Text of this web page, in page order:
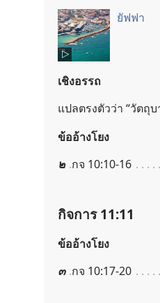
ยัฟฟา
เชิงอรรถ
แปล​ตรง​ตัว​ว่า “วัตถุ​
ข้ออ้างโยง
๒ กจ 10:10-16
กิจการ 11:11
ข้ออ้างโยง
๓ กจ 10:17-20